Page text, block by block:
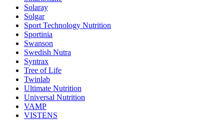
Solaray
Solgar
Sport Technology Nutrition
Sportinia
Swanson
Swedish Nutra
Syntrax
Tree of Life
Twinlab
Ultimate Nutrition
Universal Nutrition
VAMP
VISTENS